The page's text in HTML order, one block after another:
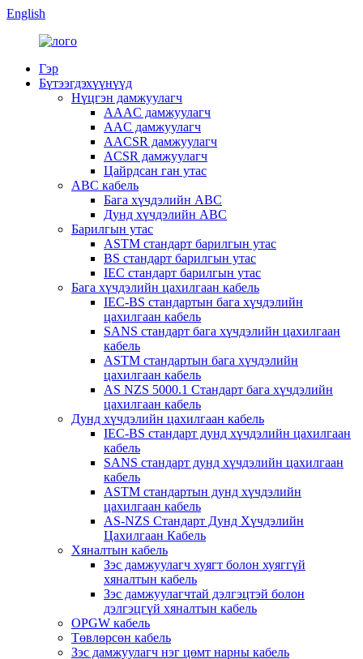
English
Гэр
Бүтээгдэхүүнүүд
Нүцгэн дамжуулагч
AAAC дамжуулагч
AAC дамжуулагч
AACSR дамжуулагч
ACSR дамжуулагч
Цайрдсан ган утас
ABC кабель
Бага хүчдэлийн ABC
Дунд хүчдэлийн ABC
Барилгын утас
ASTM стандарт барилгын утас
BS стандарт барилгын утас
IEC стандарт барилгын утас
Бага хүчдэлийн цахилгаан кабель
IEC-BS стандартын бага хүчдэлийн
цахилгаан кабель
SANS стандарт бага хүчдэлийн цахилгаан
кабель
ASTM стандартын бага хүчдэлийн
цахилгаан кабель
AS NZS 5000.1 Стандарт бага хүчдэлийн
цахилгаан кабель
Дунд хүчдэлийн цахилгаан кабель
IEC-BS стандарт дунд хүчдэлийн цахилгаан
кабель
SANS стандарт дунд хүчдэлийн цахилгаан
кабель
ASTM стандартын дунд хүчдэлийн
цахилгаан кабель
AS-NZS Стандарт Дунд Хүчдэлийн
Цахилгаан Кабель
Хяналтын кабель
Зэс дамжуулагч хуягт болон хуяггүй
хяналтын кабель
Зэс дамжуулагчтай дэлгэцтэй болон
дэлгэцгүй хяналтын кабель
OPGW кабель
Төвлөрсөн кабель
Зэс дамжуулагч нэг цөмт нарны кабель